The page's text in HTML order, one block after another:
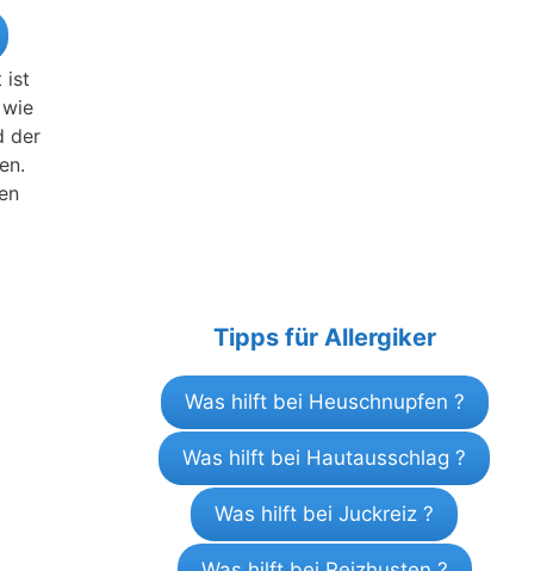
ist
der
Tipps für Allergiker
Was hilft bei Heuschnupfen ?
Was hilft bei Hautausschlag ?
Was hilft bei Juckreiz ?